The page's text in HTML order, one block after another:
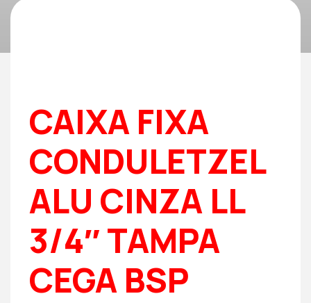
CAIXA FIXA
CONDULETZEL
ALU CINZA LL
3/4″ TAMPA
CEGA BSP